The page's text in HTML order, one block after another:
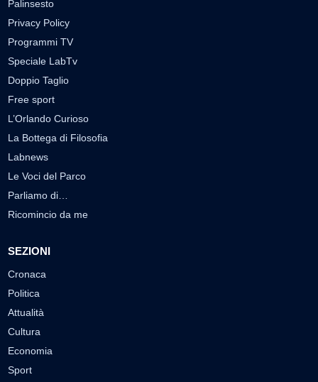
Palinsesto
Privacy Policy
Programmi TV
Speciale LabTv
Doppio Taglio
Free sport
L’Orlando Curioso
La Bottega di Filosofia
Labnews
Le Voci del Parco
Parliamo di…
Ricomincio da me
SEZIONI
Cronaca
Politica
Attualità
Cultura
Economia
Sport